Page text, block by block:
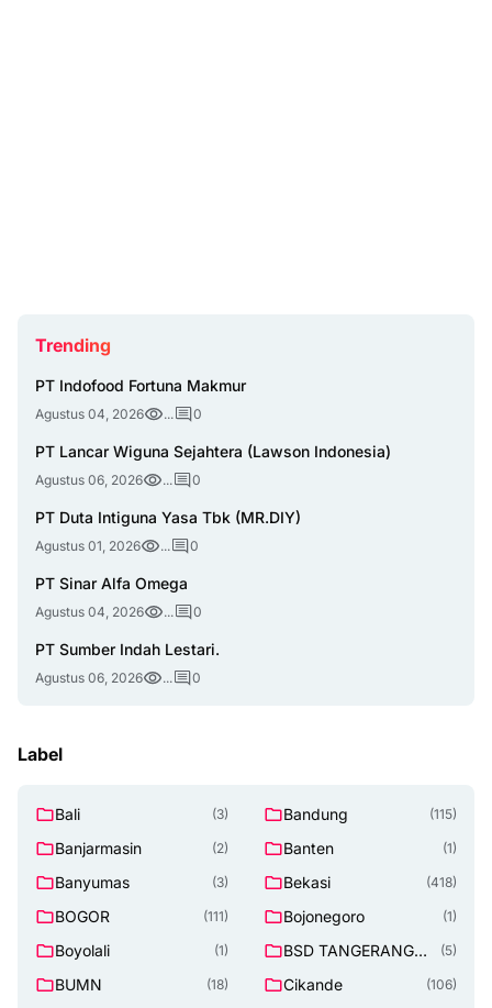
Trending
PT Indofood Fortuna Makmur
Agustus 04, 2026 ... 0
PT Lancar Wiguna Sejahtera (Lawson Indonesia)
Agustus 06, 2026 ... 0
PT Duta Intiguna Yasa Tbk (MR.DIY)
Agustus 01, 2026 ... 0
PT Sinar Alfa Omega
Agustus 04, 2026 ... 0
PT Sumber Indah Lestari.
Agustus 06, 2026 ... 0
Label
Bali (3) Bandung (115)
Banjarmasin (2) Banten (1)
Banyumas (3) Bekasi (418)
BOGOR (111) Bojonegoro (1)
Boyolali (1)
BSD TANGERANG
(5)
BUMN (18) Cikande (106)